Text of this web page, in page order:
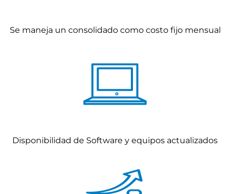
Se maneja un consolidado como costo fijo mensual
Disponibilidad de Software y equipos actualizados